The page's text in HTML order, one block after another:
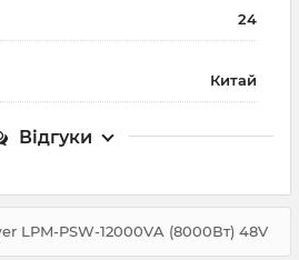
24
Китай
Відгуки
LPM-PSW-12000VA (8000Вт) 48V